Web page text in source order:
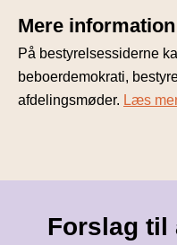
Mere information
På bestyrelsessiderne
beboerdemokrati,
afdelingsmøder. Læs
Forslag til